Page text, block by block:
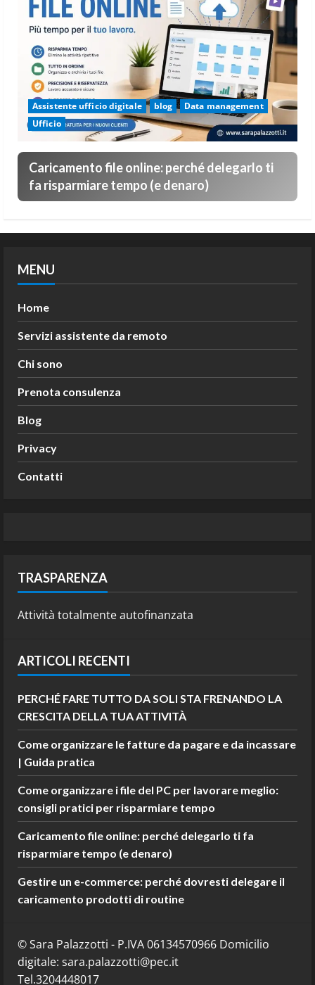
Assistente ufficio digitale blog
Data management
Ufficio
Caricamento file online: perché delegarlo ti
fa risparmiare tempo (e denaro)
MENU
Home
Servizi assistente da remoto
Chi sono
Prenota consulenza
Blog
Privacy
Contatti
TRASPARENZA
Attività totalmente autofinanzata
ARTICOLI RECENTI
PERCHÉ FARE TUTTO DA SOLI STA FRENANDO LA
CRESCITA DELLA TUA ATTIVITÀ
Come organizzare le fatture da pagare e da incassare
| Guida pratica
Come organizzare i file del PC per lavorare meglio:
consigli pratici per risparmiare tempo
Caricamento file online: perché delegarlo ti fa
risparmiare tempo (e denaro)
Gestire un e-commerce: perché dovresti delegare il
caricamento prodotti di routine
© Sara Palazzotti - P.IVA 06134570966 Domicilio
digitale: sara.palazzotti@pec.it
Tel.3204448017